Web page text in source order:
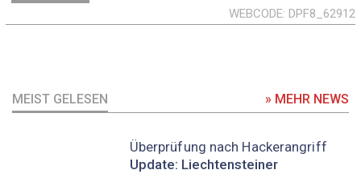
WEBCODE DPF8_62912
MEIST GELESEN » MEHR NEWS
Überprüfung nach Hackerangriff
Update: Liechtensteiner